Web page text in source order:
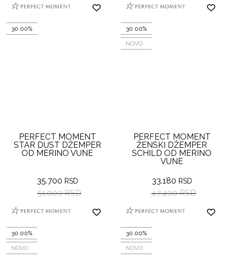
30.00%
PERFECT MOMENT
STAR DUST DŽEMPER
OD MERINO VUNE
35.700 RSD
51.000 RSD
30.00%
NOVO
PERFECT MOMENT
ŽENSKI DŽEMPER
SCHILD OD MERINO
VUNE
33.180 RSD
47.400 RSD
30.00%
NOVO
30.00%
NOVO